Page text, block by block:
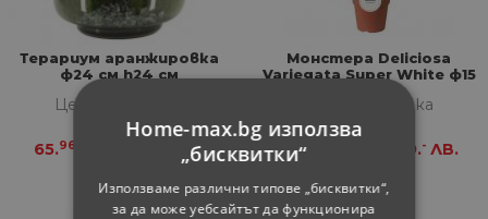
Терариум аранжировка
ф24 см h24 см
Цена за бройка
65.96 ЛВ.
Монстера Deliciosa
Variegata Super White ф15
см h50 см
Цена за бройка
71.07 139.- ЛВ.
Home-max.bg използва
„бисквитки“
Използваме различни типове „бисквитки“,
за да може уебсайтът да функционира